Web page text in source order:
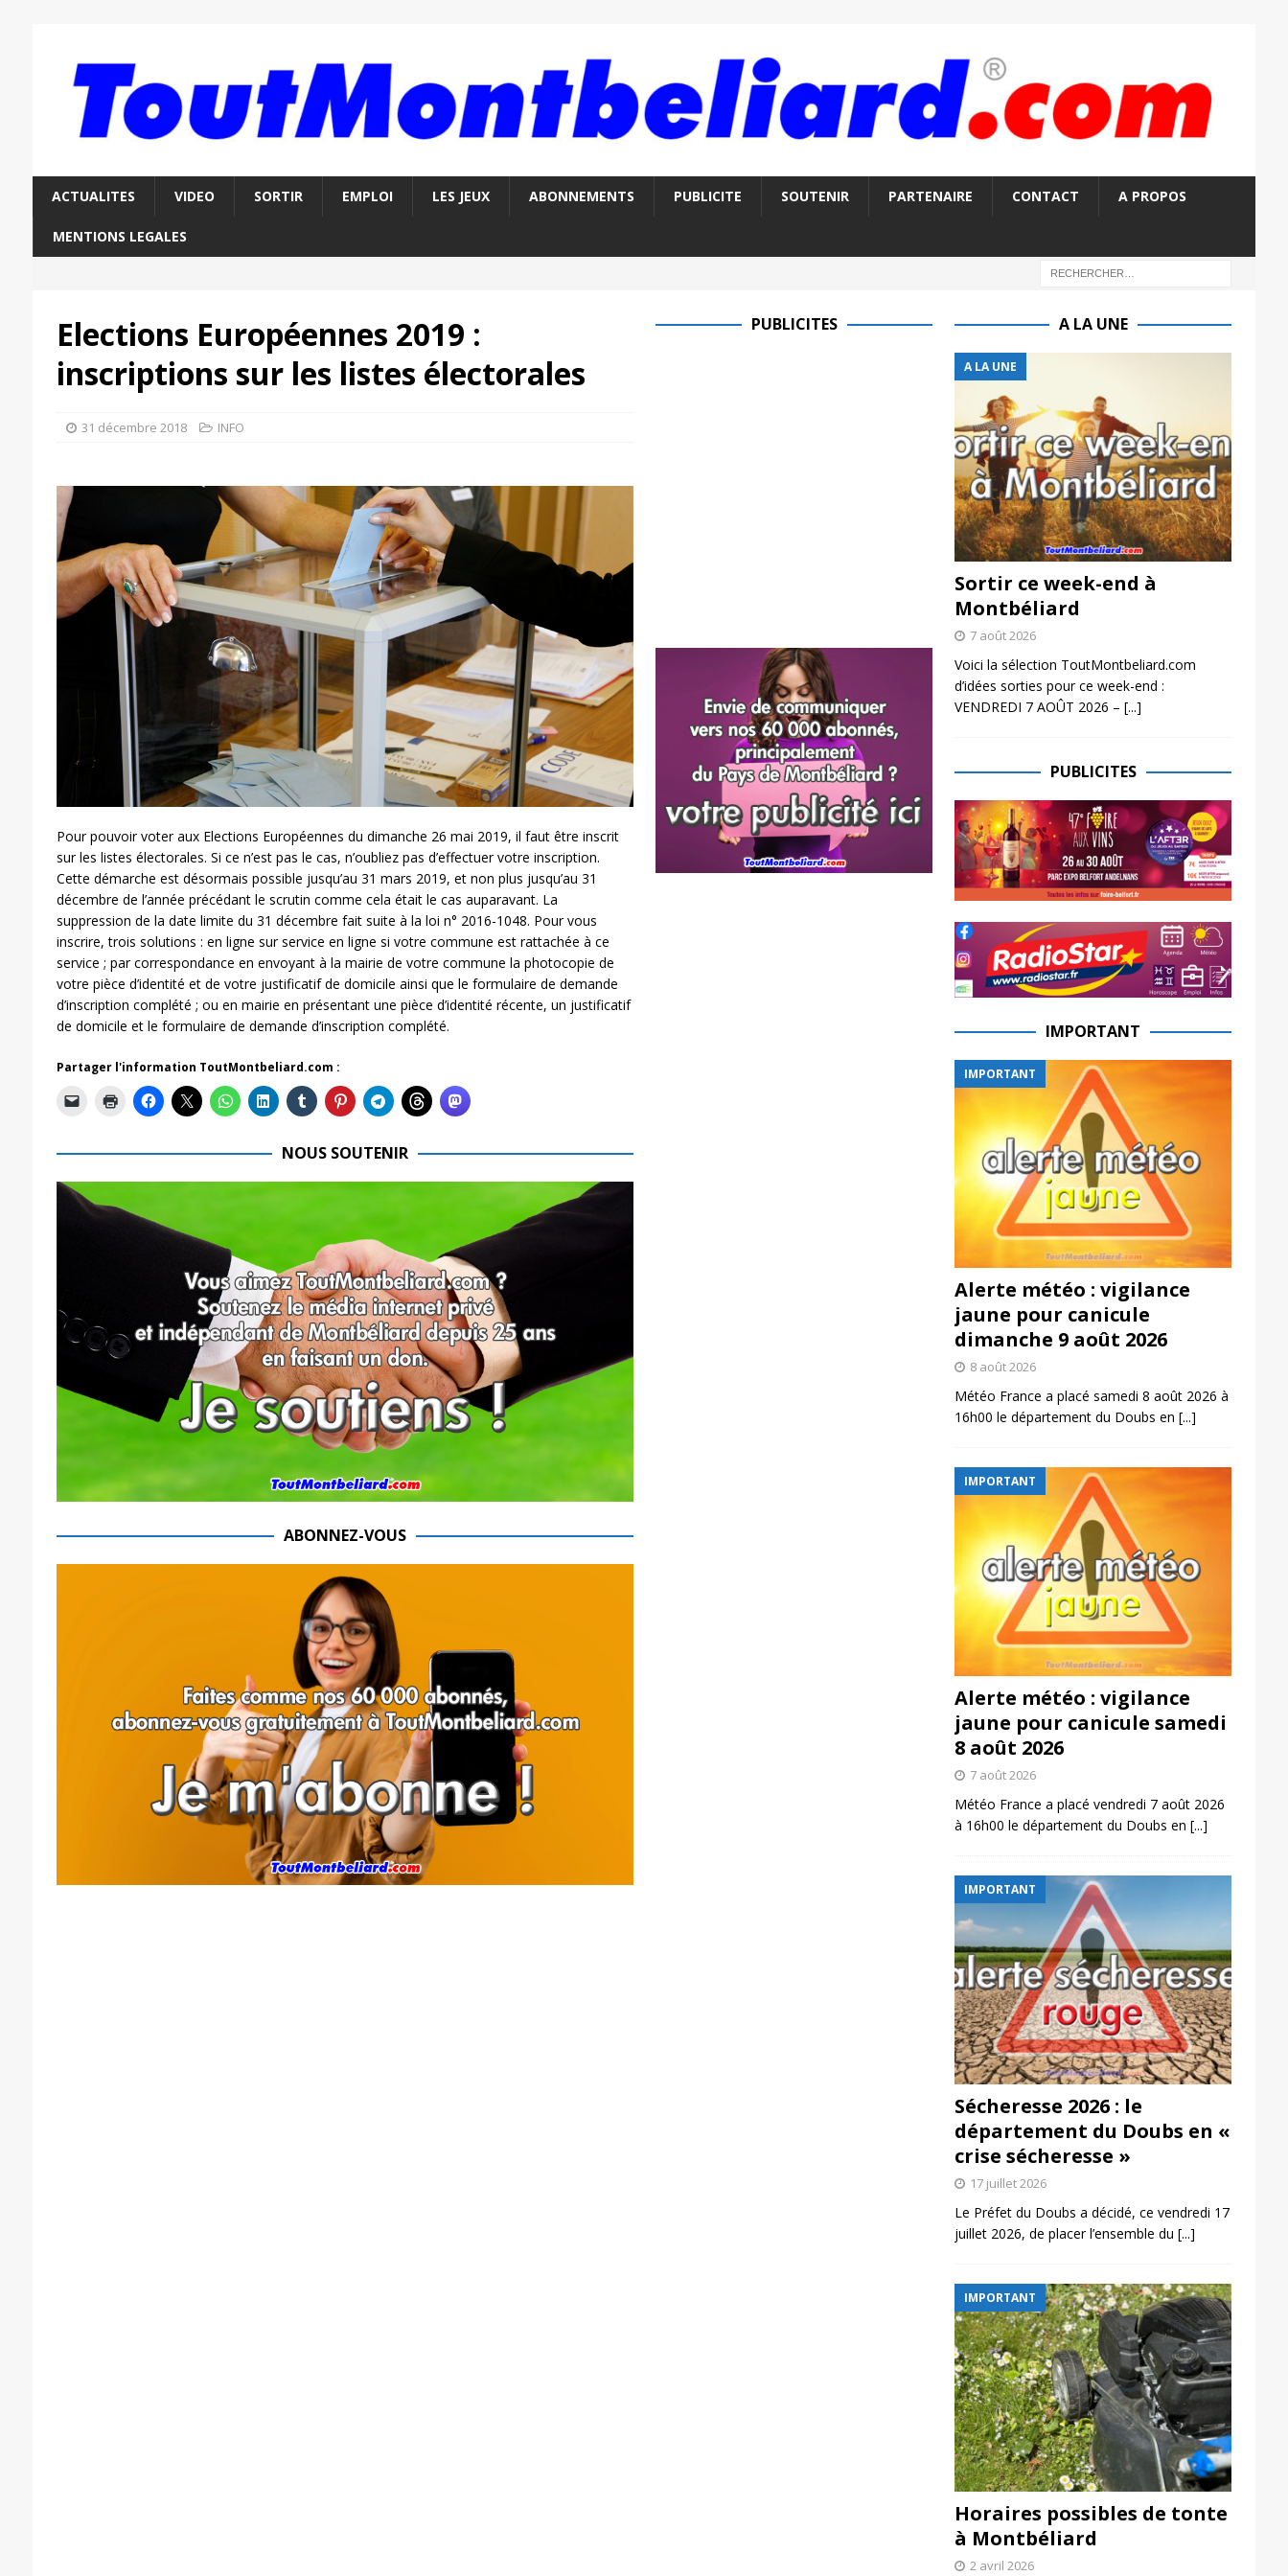
ACTUALITES VIDEO SORTIR EMPLOI LES JEUX ABONNEMENTS PUBLICITE SOUTENIR PARTENAIRE CONTACT A PROPOS
MENTIONS LEGALES
Elections Européennes 2019 :
inscriptions sur les listes électorales
31 décembre 2018 INFO
Pour pouvoir voter aux Elections Européennes du dimanche 26 mai 2019, il faut être inscrit
sur les listes électorales. Si ce n’est pas le cas, n’oubliez pas d’effectuer votre inscription.
Cette démarche est désormais possible jusqu’au 31 mars 2019, et non plus jusqu’au 31
décembre de l’année précédant le scrutin comme cela était le cas auparavant. La
suppression de la date limite du 31 décembre fait suite à la loi n° 2016-1048. Pour vous
inscrire, trois solutions : en ligne sur service en ligne si votre commune est rattachée à ce
service ; par correspondance en envoyant à la mairie de votre commune la photocopie de
votre pièce d’identité et de votre justificatif de domicile ainsi que le formulaire de demande
d’inscription complété ; ou en mairie en présentant une pièce d’identité récente, un justificatif
de domicile et le formulaire de demande d’inscription complété.
Partager l'information ToutMontbeliard.com :
NOUS SOUTENIR
ABONNEZ-VOUS
PUBLICITES A LA UNE
A LA UNE
Sortir ce week-end à
Montbéliard
7 août 2026
Voici la sélection ToutMontbeliard.com
d’idées sorties pour ce week-end :
VENDREDI 7 AOÛT 2026 – [...]
PUBLICITES
IMPORTANT
IMPORTANT
Alerte météo : vigilance
jaune pour canicule
dimanche 9 août 2026
8 août 2026
Météo France a placé samedi 8 août 2026 à
16h00 le département du Doubs en [...]
IMPORTANT
Alerte météo : vigilance
jaune pour canicule samedi
8 août 2026
7 août 2026
Météo France a placé vendredi 7 août 2026
à 16h00 le département du Doubs en [...]
IMPORTANT
Sécheresse 2026 : le
département du Doubs en «
crise sécheresse »
17 juillet 2026
Le Préfet du Doubs a décidé, ce vendredi 17
juillet 2026, de placer l’ensemble du [...]
IMPORTANT
Horaires possibles de tonte
à Montbéliard
2 avril 2026